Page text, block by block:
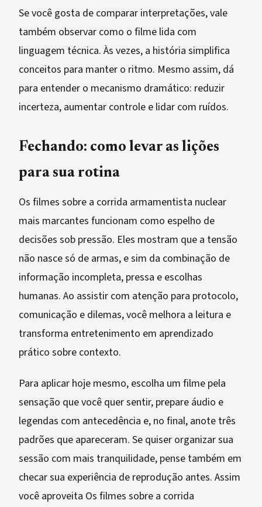
Se você gosta de comparar interpretações, vale
também observar como o filme lida com
linguagem técnica. Às vezes, a história simplifica
conceitos para manter o ritmo. Mesmo assim, dá
para entender o mecanismo dramático: reduzir
incerteza, aumentar controle e lidar com ruídos.
Fechando: como levar as lições
para sua rotina
Os filmes sobre a corrida armamentista nuclear
mais marcantes funcionam como espelho de
decisões sob pressão. Eles mostram que a tensão
não nasce só de armas, e sim da combinação de
informação incompleta, pressa e escolhas
humanas. Ao assistir com atenção para protocolo,
comunicação e dilemas, você melhora a leitura e
transforma entretenimento em aprendizado
prático sobre contexto.
Para aplicar hoje mesmo, escolha um filme pela
sensação que você quer sentir, prepare áudio e
legendas com antecedência e, no final, anote três
padrões que apareceram. Se quiser organizar sua
sessão com mais tranquilidade, pense também em
checar sua experiência de reprodução antes. Assim
você aproveita Os filmes sobre a corrida